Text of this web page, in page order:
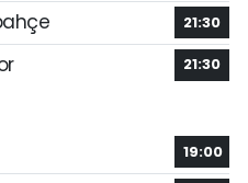
21:30
21:30
19:00